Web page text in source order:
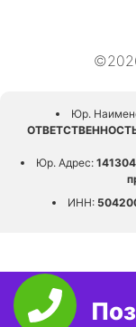
Юр.
Юр. Адрес:
ИНН: